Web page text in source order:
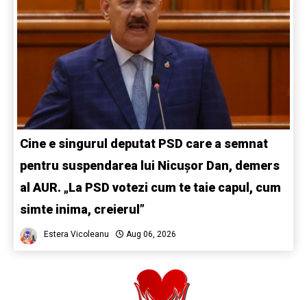
Cine e singurul deputat PSD care a semnat
pentru suspendarea lui Nicușor Dan, demers
al AUR. „La PSD votezi cum te taie capul, cum
simte inima, creierul”
Estera Vicoleanu Aug 06, 2026